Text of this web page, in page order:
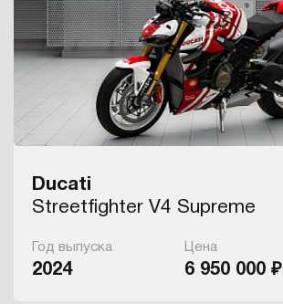
Ducati
Streetfighter V4 Supreme
Год выпуска
2024
Цена
6 950 000 ₽